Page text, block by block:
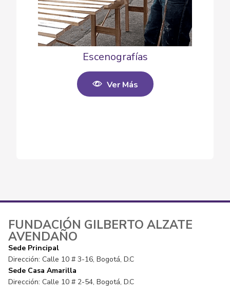
Escenografías
Ver Más
FUNDACIÓN GILBERTO ALZATE
AVENDAÑO
Sede Principal
Dirección: Calle 10 # 3-16, Bogotá, D.C
Sede Casa Amarilla
Dirección: Calle 10 # 2-54, Bogotá, D.C